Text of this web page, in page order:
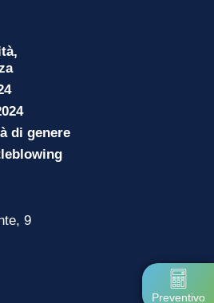
di genere
9
Preventivo